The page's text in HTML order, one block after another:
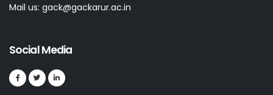
Mail us: gack@gackarur.ac.in
Social Media